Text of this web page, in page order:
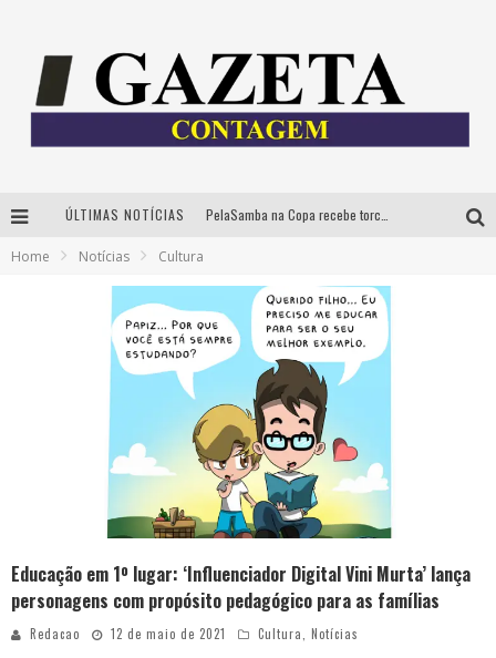
ÚLTIMAS NOTÍCIAS
Cineclube Comum apresenta obras de Kenneth Anger e Lucrecia Martel em nova sessão de “Visões Táteis”
Espetáculo “Allan Kardec – Um Olhar para a Eternidade” desembarca em BH na próxima semana
Home Notícias Cultura
Educação em 1º lugar: ‘Influenciador Digital Vini Murta’ lança
personagens com propósito pedagógico para as famílias
Redacao 12 de maio de 2021 Cultura, Notícias